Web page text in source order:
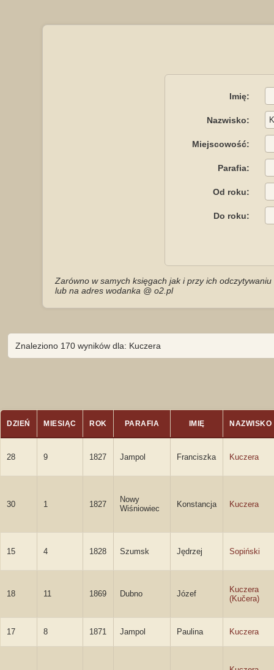
Imię:
Nazwisko:
Miejscowość:
Parafia:
Od roku:
Do roku:
Zarówno w samych księgach jak i przy ich
lub na adres wodanka @ o2.pl
Znaleziono 170 wyników dla: Kuczera
DZIEŃ MIESIĄC ROK PARAFIA IMIĘ NAZWISKO
28 9 1827 Jampol Franciszka Kuczera
30 1 1827
Nowy
Wiśniowiec
Konstancja Kuczera
15 4 1828 Szumsk Jędrzej Sopiński
18 11 1869 Dubno Józef
Kuczera
(Kučera)
17 8 1871 Jampol Paulina Kuczera